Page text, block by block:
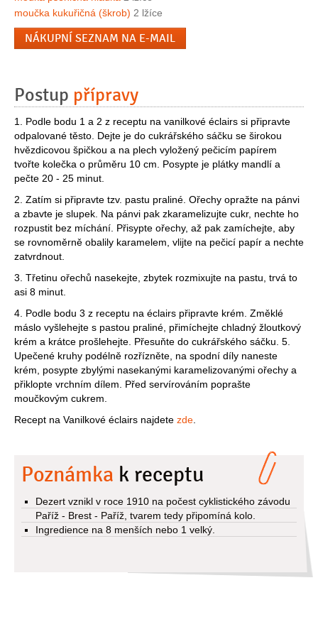
moučka kukuřičná (škrob) 2 lžíce
NÁKUPNÍ SEZNAM NA E-MAIL
Postup přípravy
1. Podle bodu 1 a 2 z receptu na vanilkové éclairs si připravte
odpalované těsto. Dejte je do cukrářského sáčku se širokou
hvězdicovou špičkou a na plech vyložený pečicím papírem
tvořte kolečka o průměru 10 cm. Posypte je plátky mandlí a
pečte 20 - 25 minut.
2. Zatím si připravte tzv. pastu praliné. Ořechy opražte na pánvi
a zbavte je slupek. Na pánvi pak zkaramelizujte cukr, nechte ho
rozpustit bez míchání. Přisypte ořechy, až pak zamíchejte, aby
se rovnoměrně obalily karamelem, vlijte na pečicí papír a nechte
zatvrdnout.
3. Třetinu ořechů nasekejte, zbytek rozmixujte na pastu, trvá to
asi 8 minut.
4. Podle bodu 3 z receptu na éclairs připravte krém. Změklé
máslo vyšlehejte s pastou praliné, přimíchejte chladný žloutkový
krém a krátce prošlehejte. Přesuňte do cukrářského sáčku. 5.
Upečené kruhy podélně rozřízněte, na spodní díly naneste
krém, posypte zbylými nasekanými karamelizovanými ořechy a
přiklopte vrchním dílem. Před servírováním poprašte
moučkovým cukrem.
Recept na Vanilkové éclairs najdete zde.
Poznámka k receptu
Dezert vznikl v roce 1910 na počest cyklistického závodu
Paříž - Brest - Paříž, tvarem tedy připomíná kolo.
Ingredience na 8 menších nebo 1 velký.